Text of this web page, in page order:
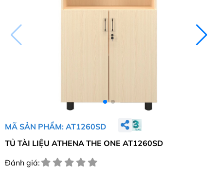
MÃ SẢN PHẨM: AT1260SD
TỦ TÀI LIỆU ATHENA THE ONE AT1260SD
Đánh giá: